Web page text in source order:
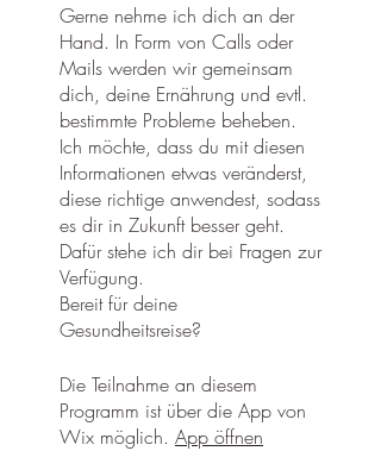
Gerne nehme ich dich an der
Hand. In Form von Calls oder
Mails werden wir gemeinsam
dich, deine Ernährung und evtl.
bestimmte Probleme beheben.
Ich möchte, dass du mit diesen
Informationen etwas veränderst,
diese richtige anwendest, sodass
es dir in Zukunft besser geht.
Dafür stehe ich dir bei Fragen zur
Verfügung.
Bereit für deine
Die Teilnahme an diesem
Programm ist über die App von
Wix möglich. App öffnen